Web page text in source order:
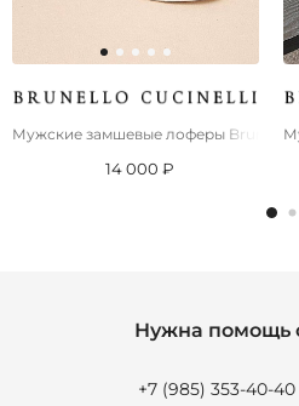
Мужские замшевые лоферы Brunello
14 000 ₽
Нужна помощь
+7 (985) 353-40-40